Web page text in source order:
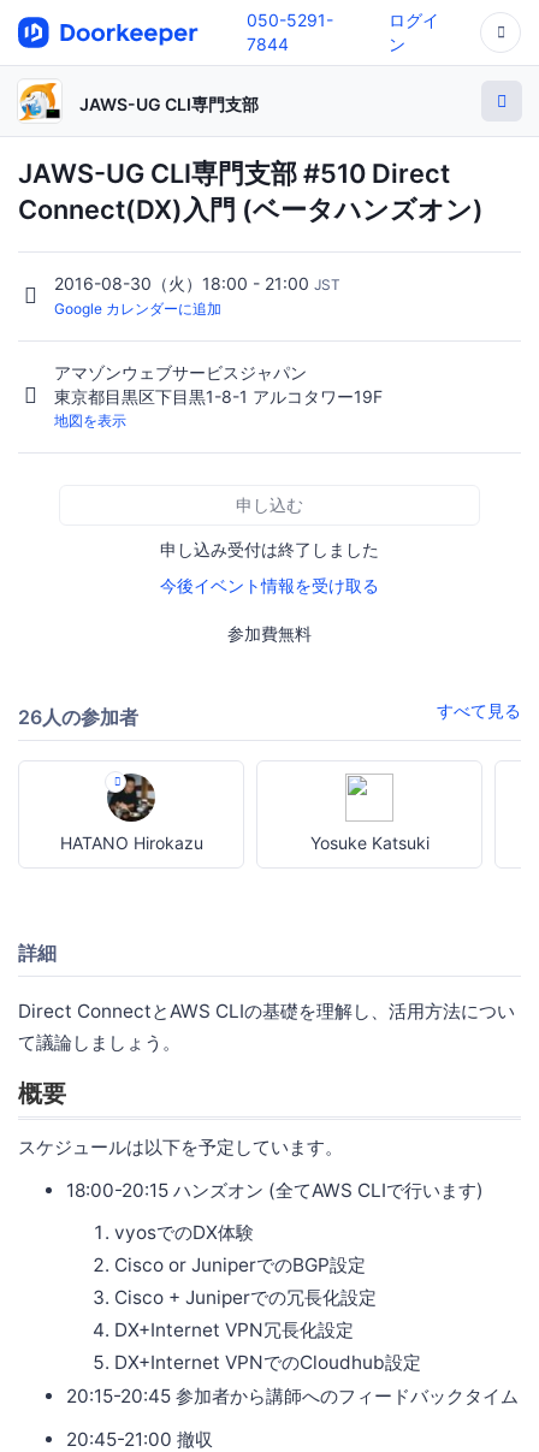
050-5291-
7844
ログイ
ン
JAWS-UG CLI専門支部
JAWS-UG CLI専門支部 #510 Direct
Connect(DX)入門 (ベータハンズオン)
2016-08-30（火）18:00 - 21:00 JST
Google カレンダーに追加
アマゾンウェブサービスジャパン
東京都目黒区下目黒1-8-1 アルコタワー19F
地図を表示
申し込む
申し込み受付は終了しました
今後イベント情報を受け取る
参加費無料
26人の参加者 すべて見る
HATANO Hirokazu Yosuke Katsuki
詳細
Direct ConnectとAWS CLIの基礎を理解し、活用方法につい
て議論しましょう。
概要
スケジュールは以下を予定しています。
18:00-20:15 ハンズオン (全てAWS CLIで行います)
vyosでのDX体験
Cisco or JuniperでのBGP設定
Cisco + Juniperでの冗長化設定
DX+Internet VPN冗長化設定
DX+Internet VPNでのCloudhub設定
20:15-20:45 参加者から講師へのフィードバックタイム
20:45-21:00 撤収